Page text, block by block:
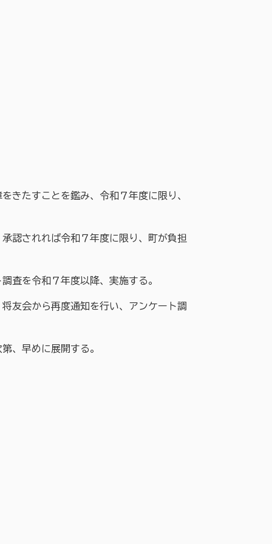
きたすことを鑑み、令和７年度に限り、
認されれば令和７年度に限り、町が負担
査を令和７年度以降、実施する。
友会から再度通知を行い、アンケート調
、早めに展開する。